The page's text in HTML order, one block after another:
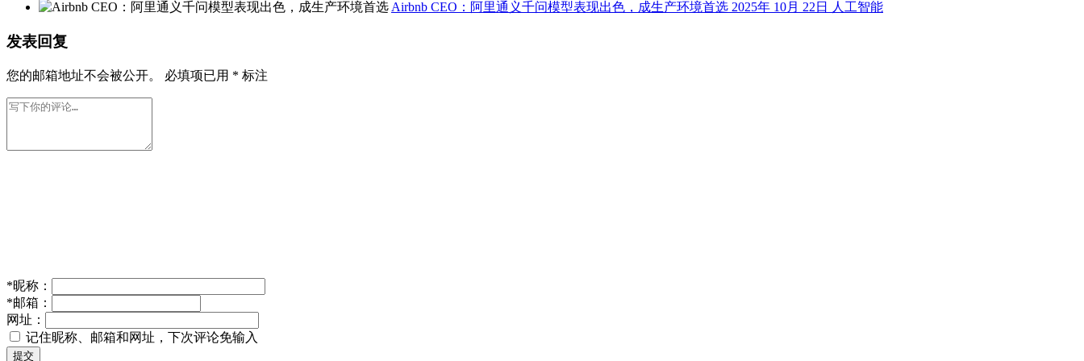
Airbnb CEO：阿里通义千问模型表现出色，成生产环境首选 2025年 10月 22日 人工智能
发表回复
您的邮箱地址不会被公开。 必填项已用 * 标注
*昵称：
*邮箱：
网址：
记住昵称、邮箱和网址，下次评论免输入
提交